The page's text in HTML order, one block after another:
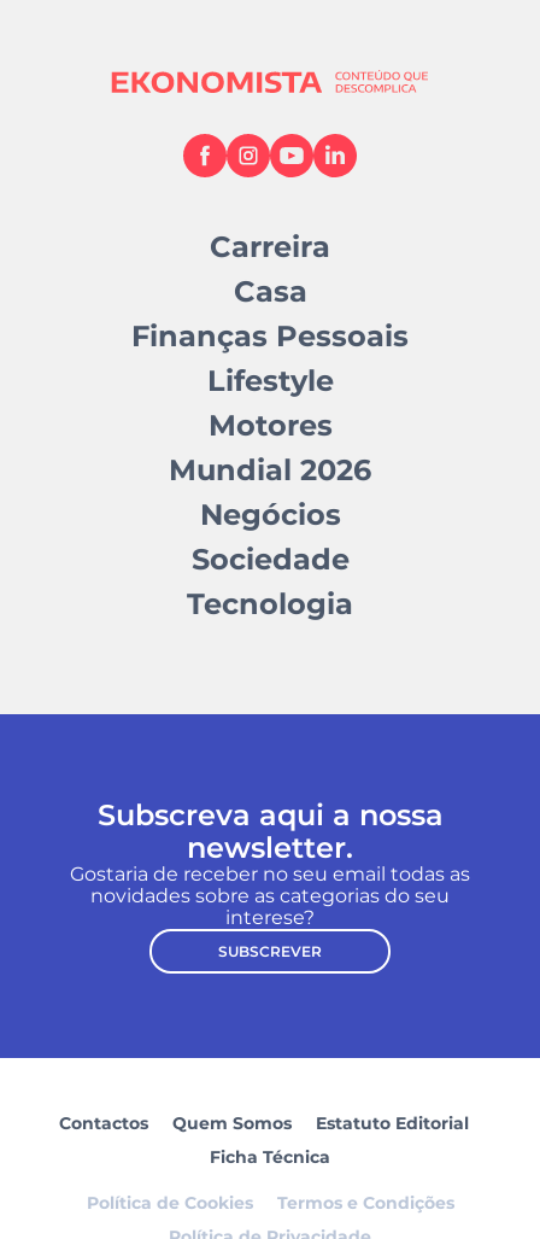
Carreira
Casa
Finanças Pessoais
Lifestyle
Motores
Mundial 2026
Negócios
Sociedade
Tecnologia
Subscreva aqui a nossa
newsletter.
Gostaria de receber no seu email todas as
novidades sobre as categorias do seu
interese?
SUBSCREVER
Contactos Quem Somos
Estatuto Editorial
Ficha Técnica
Política de Cookies
Termos e Condições